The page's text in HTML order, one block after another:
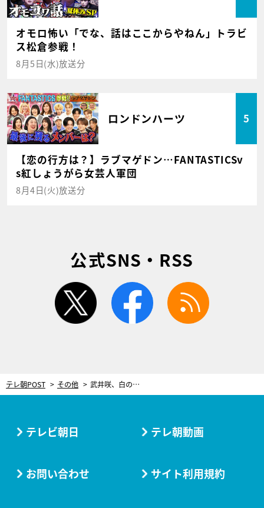
オモロ怖い「でな、話はここからやねん」トラビ
ス松倉参戦！
8月5日(水)放送分
ロンドンハーツ 5
【恋の行方は？】ラブマゲドン…FANTASTICSv
s紅しょうがら女芸人軍団
8月4日(火)放送分
公式SNS・RSS
twitter facebook
テレ朝POST その他 武井咲、白の勝負服で大物フィクサーと対峙！【黒革の手帖・第5話振り返り】
テレビ朝日 テレ朝動画
お問い合わせ サイト利用規約